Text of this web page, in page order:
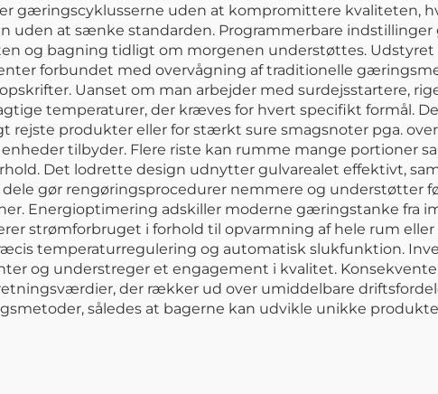
gæringscyklusserne uden at kompromittere kvaliteten,
uden at sænke standarden. Programmerbare
og bagning tidligt om morgenen understøttes.
forbundet med overvågning af traditionelle
Uanset om man arbejder med surdejsstartere,
temperaturer, der kræves for hvert specifikt formål.
rejste produkter eller for stærkt sure smagsnoter pga.
tilbyder. Flere riste kan rumme mange portioner
Det lodrette design udnytter gulvarealet effektivt,
dele gør rengøringsprocedurer nemmere og understøtter
Energioptimering adskiller moderne gæringstanke fra
strømforbruget i forhold til opvarmning af hele rum
temperaturregulering og automatisk slukfunktion.
og understreger et engagement i kvalitet.
der rækker ud over umiddelbare
således at bagerne kan udvikle unikke